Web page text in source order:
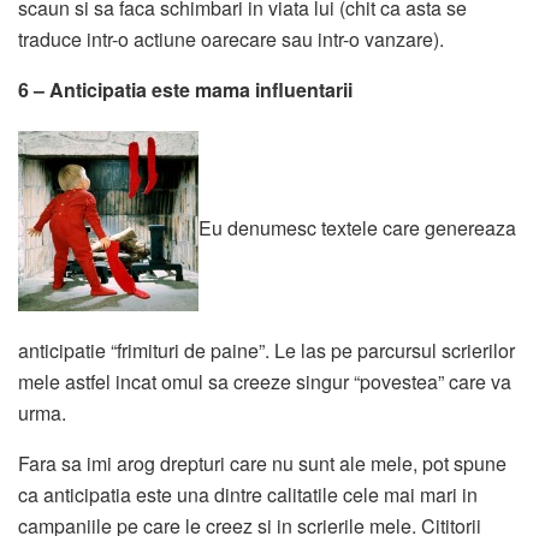
scaun si sa faca schimbari in viata lui (chit ca asta se
traduce intr-o actiune oarecare sau intr-o vanzare).
6 – Anticipatia este mama influentarii
Eu denumesc textele care genereaza
anticipatie “frimituri de paine”. Le las pe parcursul scrierilor
mele astfel incat omul sa creeze singur “povestea” care va
urma.
Fara sa imi arog drepturi care nu sunt ale mele, pot spune
ca anticipatia este una dintre calitatile cele mai mari in
campaniile pe care le creez si in scrierile mele. Cititorii